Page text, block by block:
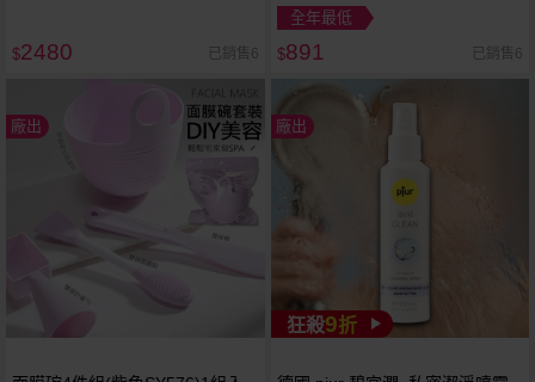
$2480 已銷售6
全年最低
$891 已銷售6
廠出 廠出
狂殺9折